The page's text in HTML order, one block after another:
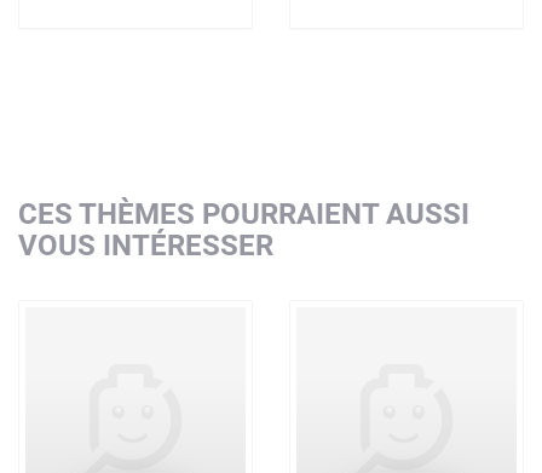
CES THÈMES POURRAIENT AUSSI
VOUS INTÉRESSER